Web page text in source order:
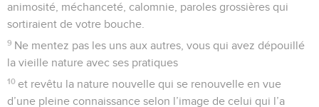
animosité, méchanceté, calomnie, paroles grossières qui
sortiraient de votre bouche.
9 Ne mentez pas les uns aux autres, vous qui avez dépouillé
la vieille nature avec ses pratiques
10 et revêtu la nature nouvelle qui se renouvelle en vue
d’une pleine connaissance selon l’image de celui qui l’a